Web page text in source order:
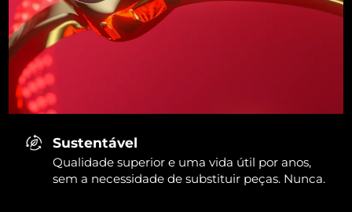
Sustentável
Qualidade superior e uma vida útil por anos,
sem a necessidade de substituir peças. Nunca.